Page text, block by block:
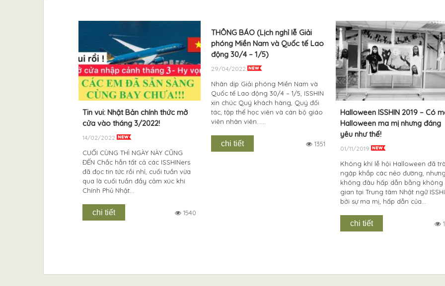
Tin vui: Nhật Bản chính thức mở
cửa vào tháng 3/2022!
14/02/2022
CUỐI CÙNG THÌ NGÀY NÀY CŨNG
ĐẾN Chắc hẳn tất cả các ISSHINers
đã đọc tin tức rồi nhỉ, cuối tuần vừa
qua là cuối tuần đầy cảm xúc khi
Chính Phủ Nhật...
chi tiết 1540
THÔNG BÁO (Lịch nghỉ lễ Giải
phóng Miền Nam và Quốc tế Lao
động 30/4 – 1/5)
29/04/2022
Nhân dịp Giải phóng Miền Nam và
Quốc tế Lao động 30/4 – 1/5, ISSHIN
xin chúc Quý khách hàng, Quý đối
tác, tập thể học viên và cán bộ giáo
viên nhân viên…...
chi tiết 1351
Halloween ISSHIN 2019 – Có
Halloween ma mị nhưng đáng
yêu như thế!
01/11/2019
Không khí lễ hội Halloween đã
ngập khắp các nẻo đường, nhưng
không đâu hấp dẫn bằng không
gian tại Trung tâm Nhật ngữ
bởi sự ma mị, hấp dẫn của...
chi tiết